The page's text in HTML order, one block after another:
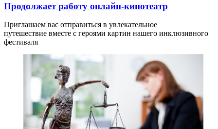
Продолжает работу онлайн-кинотеатр
Приглашаем вас отправиться в увлекательное
путешествие вместе с героями картин нашего инклюзивного
фестиваля